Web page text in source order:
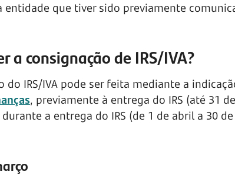
entidade que tiver sido previamente
a consignação de IRS/IVA?
do IRS/IVA pode ser feita mediante a
, previamente à entrega do IRS (até 31
a entrega do IRS (de 1 de abril a 30